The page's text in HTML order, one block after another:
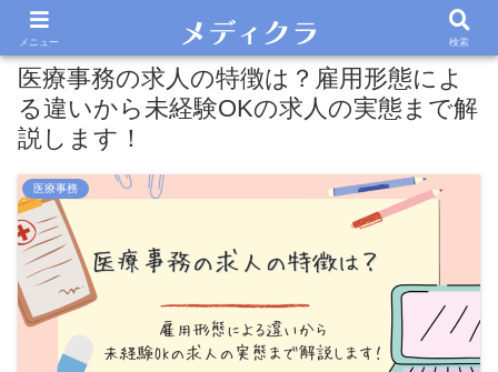
医療事務の求人の特徴は？雇用形態によ
る違いから未経験OKの求人の実態まで解
説します！
医療事務
メニュー 検索